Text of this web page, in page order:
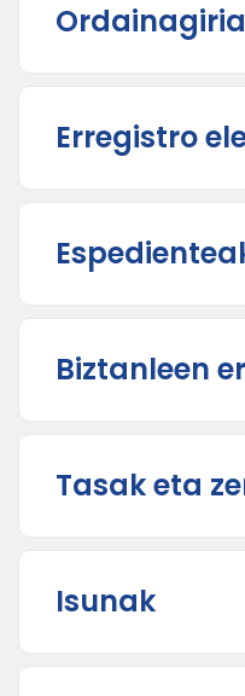
Erregistro
Biztanleen
Tasak eta
Isunak